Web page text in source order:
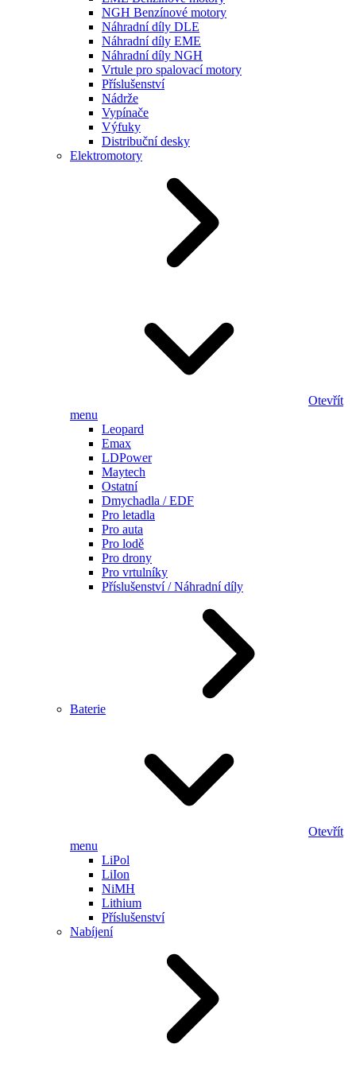
NGH Benzínové motory
Náhradní díly DLE
Náhradní díly EME
Náhradní díly NGH
Vrtule pro spalovací motory
Příslušenství
Nádrže
Vypínače
Výfuky
Distribuční desky
Elektromotory
Otevřít
menu
Leopard
Emax
LDPower
Maytech
Ostatní
Dmychadla / EDF
Pro letadla
Pro auta
Pro lodě
Pro drony
Pro vrtulníky
Příslušenství / Náhradní díly
Baterie
Otevřít
menu
LiPol
LiIon
NiMH
Lithium
Příslušenství
Nabíjení